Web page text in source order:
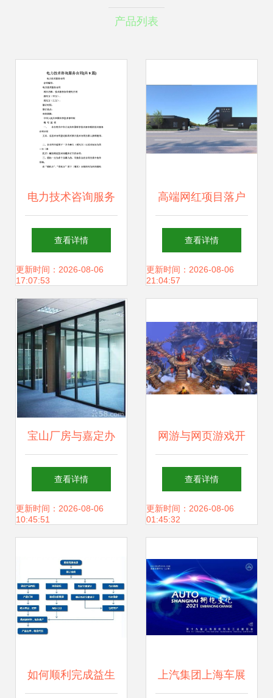
产品列表
电力技术咨询服务
合同实务解析与要
点指南
查看详情
更新时间：2026-08-06
17:07:53
高端网红项目落户
肇庆，还建区域总
部 肇庆凭什么这
查看详情
更新时间：2026-08-06
21:04:57
宝山厂房与嘉定办
公室装修 技术咨询
的关键作用
查看详情
更新时间：2026-08-06
10:45:51
网游与网页游戏开
服走向趋势掌握导
向行前指南视角视
确《绝地求生+定
向突破手册精要》
查看详情
更新时间：2026-08-06
01:45:32
如何顺利完成益生 上汽集团上海车展